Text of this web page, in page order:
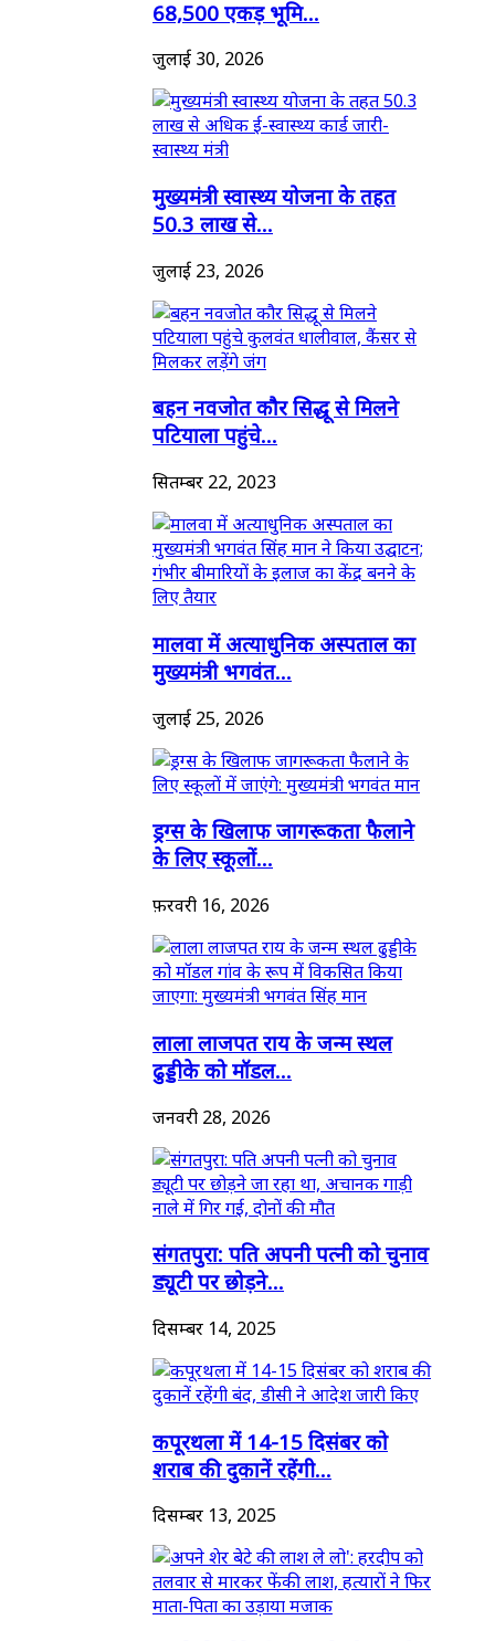
68,500 एकड़ भूमि...
जुलाई 30, 2026
मुख्यमंत्री स्वास्थ्य योजना के तहत
50.3 लाख से...
जुलाई 23, 2026
बहन नवजोत कौर सिद्धू से मिलने
पटियाला पहुंचे...
सितम्बर 22, 2023
मालवा में अत्याधुनिक अस्पताल का
मुख्यमंत्री भगवंत...
जुलाई 25, 2026
ड्रग्स के खिलाफ जागरूकता फैलाने
के लिए स्कूलों...
फ़रवरी 16, 2026
लाला लाजपत राय के जन्म स्थल
ढुड्डीके को मॉडल...
जनवरी 28, 2026
संगतपुरा: पति अपनी पत्नी को चुनाव
ड्यूटी पर छोड़ने...
दिसम्बर 14, 2025
कपूरथला में 14-15 दिसंबर को
शराब की दुकानें रहेंगी...
दिसम्बर 13, 2025